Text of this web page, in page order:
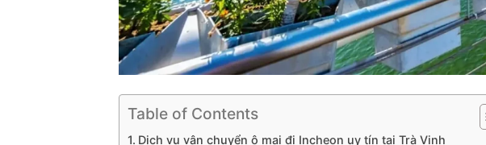
Table of Contents
Dịch vụ vận chuyển ô mai đi Incheon uy tín tại Trà Vinh